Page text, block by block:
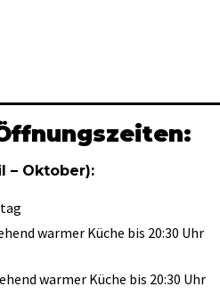
– Oktober):
warmer Küche bis 20:30 Uhr
warmer Küche bis 20:30 Uhr